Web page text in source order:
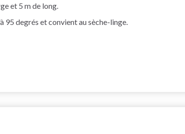
et 5 m de long.
95 degrés et convient au sèche-linge.